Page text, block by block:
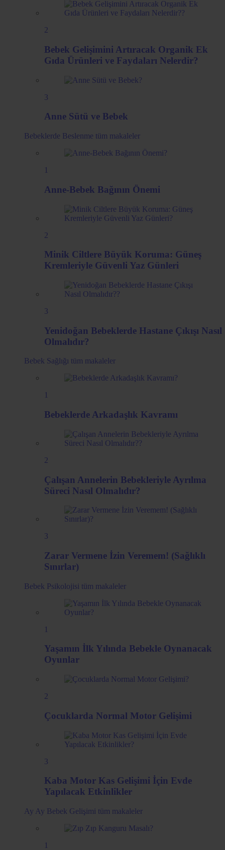
2
Bebek Gelişimini Artıracak Organik Ek
Gıda Ürünleri ve Faydaları Nelerdir?
3
Anne Sütü ve Bebek
Bebeklerde Beslenme tüm makaleler
1
Anne-Bebek Bağının Önemi
2
Minik Ciltlere Büyük Koruma: Güneş
Kremleriyle Güvenli Yaz Günleri
3
Yenidoğan Bebeklerde Hastane Çıkışı Nasıl
Olmalıdır?
Bebek Sağlığı tüm makaleler
1
Bebeklerde Arkadaşlık Kavramı
2
Çalışan Annelerin Bebekleriyle Ayrılma
Süreci Nasıl Olmalıdır?
3
Zarar Vermene İzin Veremem! (Sağlıklı
Sınırlar)
Bebek Psikolojisi tüm makaleler
1
Yaşamın İlk Yılında Bebekle Oynanacak
Oyunlar
2
Çocuklarda Normal Motor Gelişimi
3
Kaba Motor Kas Gelişimi İçin Evde
Yapılacak Etkinlikler
Ay Ay Bebek Gelişimi tüm makaleler
1